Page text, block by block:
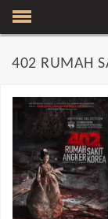
402 RUMAH